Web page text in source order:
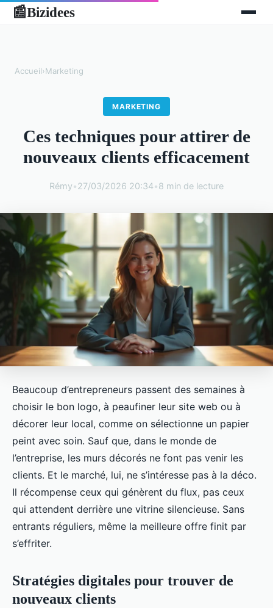
📰Bizidees
Accueil›Marketing
MARKETING
Ces techniques pour attirer de
nouveaux clients efficacement
Rémy•27/03/2026 20:34•8 min de lecture
Beaucoup d’entrepreneurs passent des semaines à
choisir le bon logo, à peaufiner leur site web ou à
décorer leur local, comme on sélectionne un papier
peint avec soin. Sauf que, dans le monde de
l’entreprise, les murs décorés ne font pas venir les
clients. Et le marché, lui, ne s’intéresse pas à la déco.
Il récompense ceux qui génèrent du flux, pas ceux
qui attendent derrière une vitrine silencieuse. Sans
entrants réguliers, même la meilleure offre finit par
s’effriter.
Stratégies digitales pour trouver de
nouveaux clients